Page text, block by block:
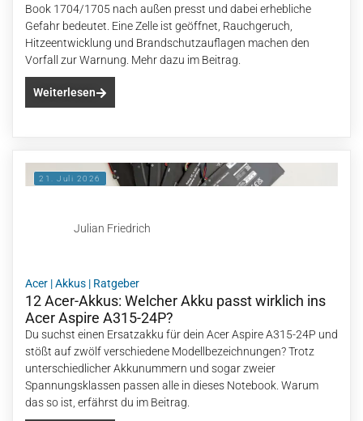
Book 1704/1705 nach außen presst und dabei erhebliche
Gefahr bedeutet. Eine Zelle ist geöffnet, Rauchgeruch,
Hitzeentwicklung und Brandschutzauflagen machen den
Vorfall zur Warnung. Mehr dazu im Beitrag.
Weiterlesen
21. Juli 2026
Julian Friedrich
Acer |Akkus | Ratgeber
12 Acer-Akkus: Welcher Akku passt wirklich ins
Acer Aspire A315-24P?
Du suchst einen Ersatzakku für dein Acer Aspire A315-24P und
stößt auf zwölf verschiedene Modellbezeichnungen? Trotz
unterschiedlicher Akkunummern und sogar zweier
Spannungsklassen passen alle in dieses Notebook. Warum
das so ist, erfährst du im Beitrag.